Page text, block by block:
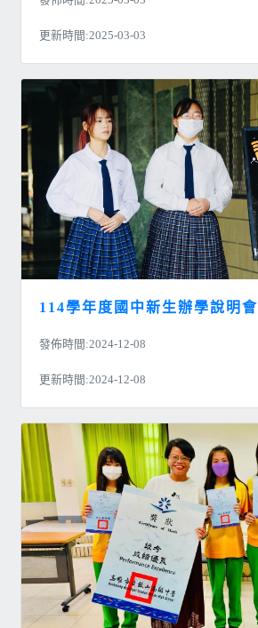
更新時間:2025-03-03
114學年度國中新生辦學說明會
發佈時間:2024-12-08
更新時間:2024-12-08